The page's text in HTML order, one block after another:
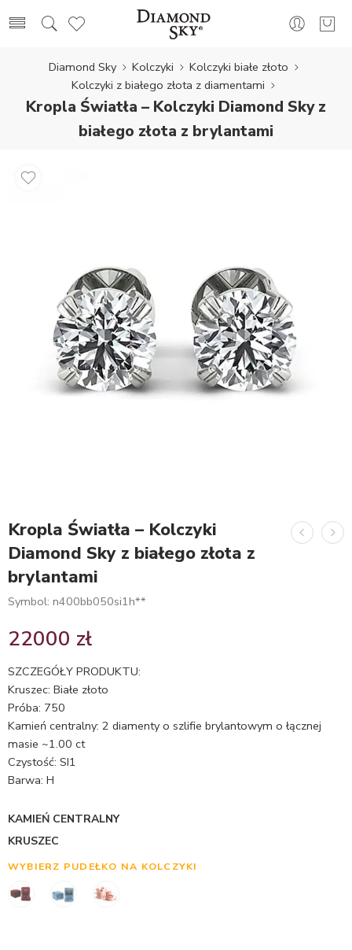
Diamond Sky Kolczyki
Kolczyki białe złoto
Kolczyki z białego złota z diamentami
Kropla Światła – Kolczyki Diamond Sky z
białego złota z brylantami
Kropla Światła – Kolczyki
Diamond Sky z białego złota z
brylantami
Symbol: n400bb050si1h**
22000 zł
SZCZEGÓŁY PRODUKTU:
Kruszec: Białe złoto
Próba: 750
Kamień centralny: 2 diamenty o szlifie brylantowym o łącznej
masie ~1.00 ct
Czystość: SI1
Barwa: H
KAMIEŃ CENTRALNY
KRUSZEC
WYBIERZ PUDEŁKO NA KOLCZYKI